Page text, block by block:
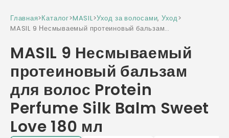
Главная>Каталог>MASIL>Уход за волосами, Уход>
MASIL 9 Несмываемый протеиновый бальзам
Love 180 мл
MASIL 9 Несмываемый
протеиновый бальзам
для волос Protein
Perfume Silk Balm Sweet
Love 180 мл